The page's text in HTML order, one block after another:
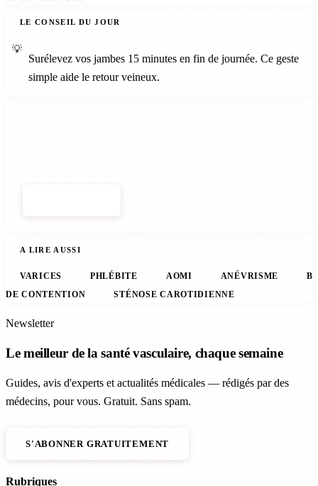
LE CONSEIL DU JOUR
💡
Surélevez vos jambes 15 minutes en fin de journée. Ce geste
simple aide le retour veineux.
A LIRE AUSSI
VARICES PHLÉBITE AOMI ANÉVRISME
DE CONTENTION
STÉNOSE CAROTIDIENNE
Newsletter
Le meilleur de la santé vasculaire, chaque semaine
Guides, avis d'experts et actualités médicales — rédigés par des
médecins, pour vous. Gratuit. Sans spam.
S'ABONNER GRATUITEMENT
Rubriques